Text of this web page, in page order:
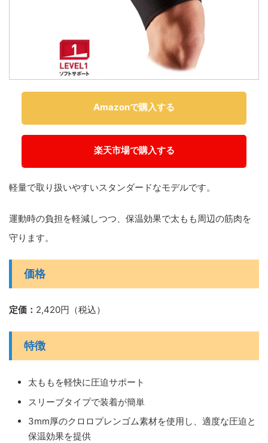
Amazonで購入する
楽天市場で購入する
軽量で取り扱いやすいスタンダードなモデルです。
運動時の負担を軽減しつつ、保温効果で太もも周辺の筋肉を
守ります。
価格
定価： 2,420円（税込）
特徴
太ももを軽快に圧迫サポート
スリーブタイプで装着が簡単
3mm厚のクロロプレンゴム素材を使用し、適度な圧迫と
保温効果を提供